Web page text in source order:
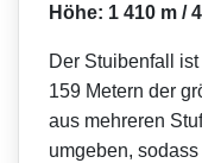
Höhe: 1 410 m /
Der Stuibenfall
159 Metern der
aus mehreren
umgeben,